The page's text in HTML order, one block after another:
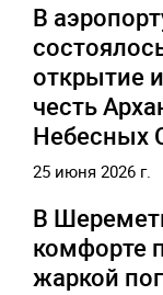
В
открытие
честь
Небесных
25 июня 2026 г.
В
комфорте
жаркой